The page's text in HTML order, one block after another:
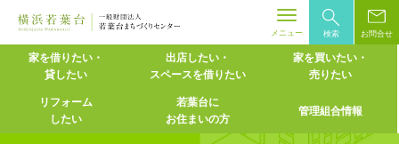
content
メニュー 検索 お問合せ
家を借りたい・
貸したい
出店したい・
スペースを借りたい
家を買いたい・
売りたい
リフォーム
したい
若葉台に
お住まいの方
管理組合情報